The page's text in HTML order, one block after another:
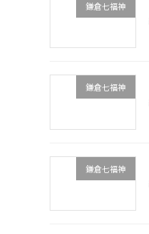
鎌倉七福神
鎌倉七福神
鎌倉七福神